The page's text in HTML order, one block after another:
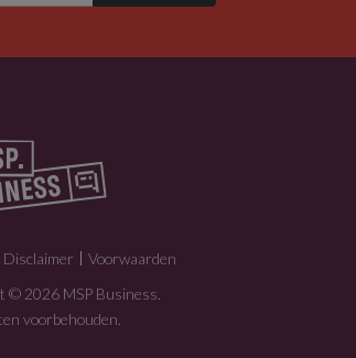
Disclaimer
Voorwaarden
© 2026 MSP Business.
voorbehouden.